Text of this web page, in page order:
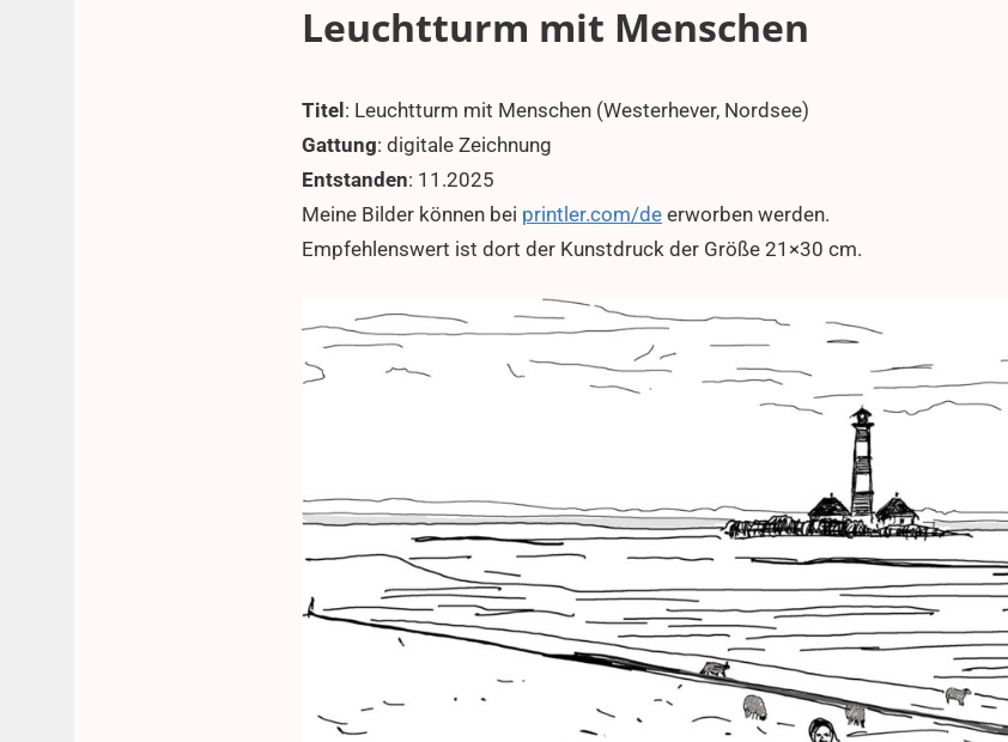
Leuchtturm mit Menschen
19.
Dezember
2025
aeffle63
Gemälde
Titel : Leuchtturm mit Menschen (Westerhever, Nordsee)
Gattung: digitale Zeichnung
Entstanden: 11.2025
Meine Bilder können bei printler.com/de erworben werden.
Empfehlenswert ist dort der Kunstdruck der Größe 21×30 cm.